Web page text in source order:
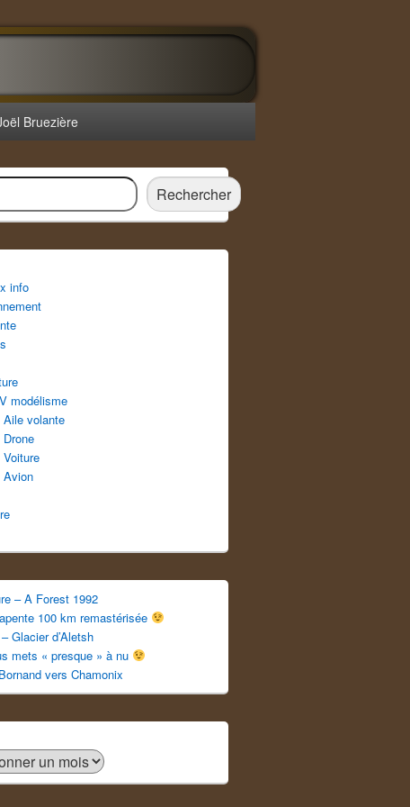
Bruezière
Rechercher
info
modélisme
Aile volante
Drone
Voiture
Avion
– A Forest 1992
100 km remastérisée
Glacier d’Aletsh
mets « presque » à nu
vers Chamonix